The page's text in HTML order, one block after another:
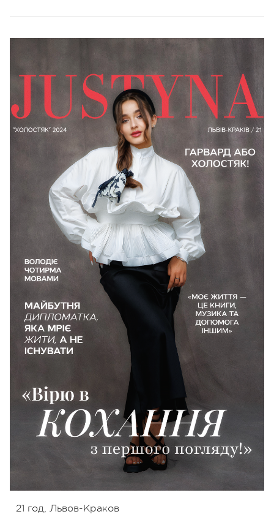
21 год, Львов-Краков